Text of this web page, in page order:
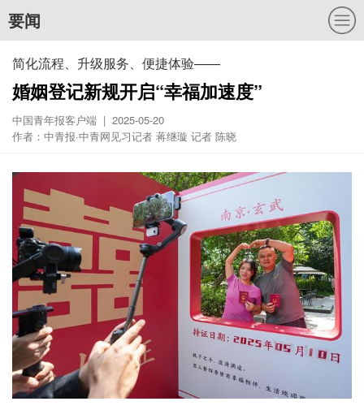
要闻
简化流程、升级服务、便捷体验——
婚姻登记新规开启“幸福加速度”
中国青年报客户端 | 2025-05-20
作者：中青报·中青网见习记者 蒋继璇 记者 陈晓